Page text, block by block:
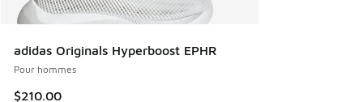
adidas Originals Hyperboost EPHR
Pour hommes
$210.00